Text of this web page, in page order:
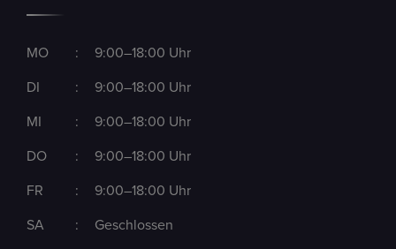
MO : 9:00–18:00 Uhr
DI : 9:00–18:00 Uhr
MI : 9:00–18:00 Uhr
DO : 9:00–18:00 Uhr
FR : 9:00–18:00 Uhr
SA : Geschlossen